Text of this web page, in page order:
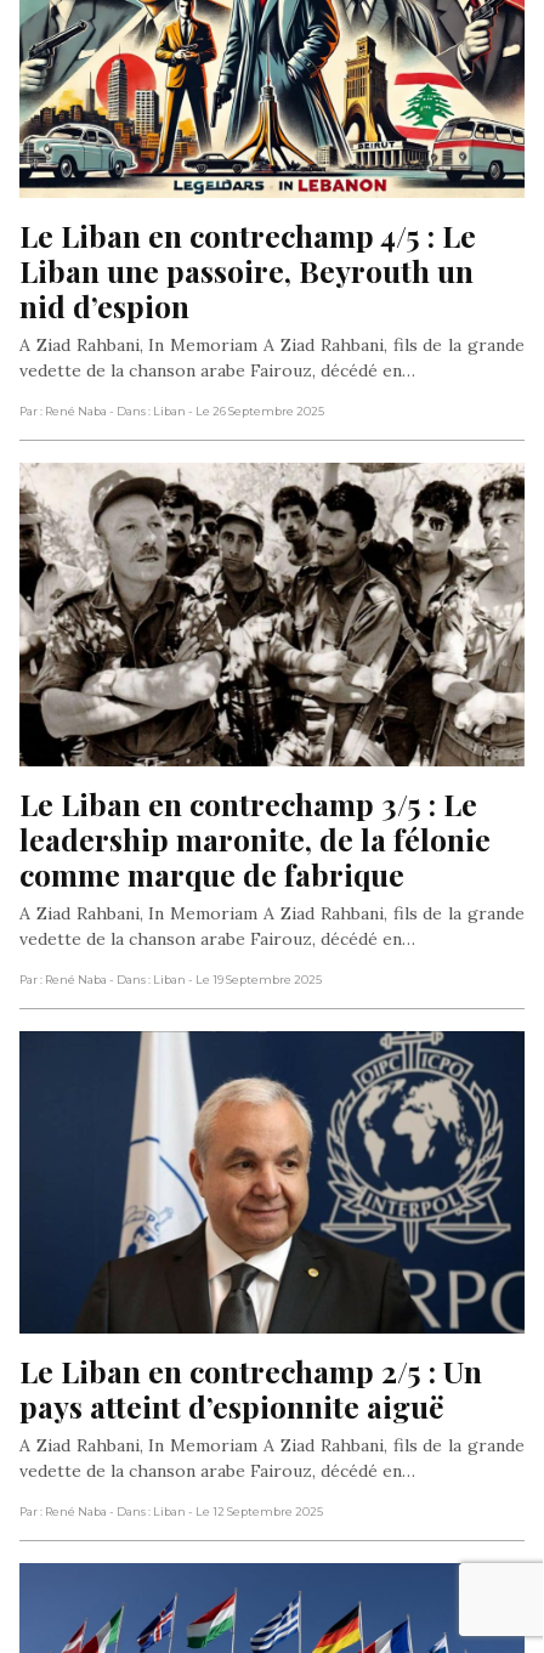
Le Liban en contrechamp 4/5 : Le
Liban une passoire, Beyrouth un
nid d’espion
A Ziad Rahbani, In Memoriam A Ziad Rahbani, fils de la grande
vedette de la chanson arabe Fairouz, décédé en…
Par : René Naba - Dans : Liban - Le 26 Septembre 2025
Le Liban en contrechamp 3/5 : Le
leadership maronite, de la félonie
comme marque de fabrique
A Ziad Rahbani, In Memoriam A Ziad Rahbani, fils de la grande
vedette de la chanson arabe Fairouz, décédé en…
Par : René Naba - Dans : Liban - Le 19 Septembre 2025
Le Liban en contrechamp 2/5 : Un
pays atteint d’espionnite aiguë
A Ziad Rahbani, In Memoriam A Ziad Rahbani, fils de la grande
vedette de la chanson arabe Fairouz, décédé en…
Par : René Naba - Dans : Liban - Le 12 Septembre 2025